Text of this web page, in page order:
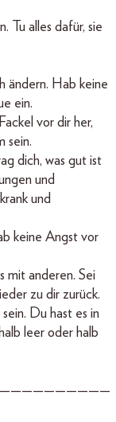
Tu alles dafür, sie
ändern. Hab keine
ein.
vor dir her,
sein.
dich, was gut ist
und
und
keine Angst vor
mit anderen. Sei
zu dir zurück.
Du hast es in
leer oder halb